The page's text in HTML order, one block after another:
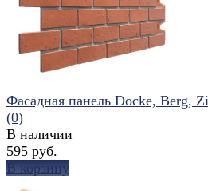
Фасадная панель Docke, Berg,
(0)
В наличии
595 руб.
В корзину